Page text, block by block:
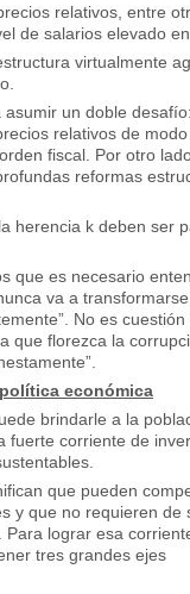
relativos, entre
de salarios elevado
virtualmente
un doble
relativos de
fiscal. Por otro
reformas
herencia k deben ser
que es necesario
va a
No es
que florezca la
económica
brindarle a la
fuerte corriente de
que pueden
y que no requieren
lograr esa
tres grandes ejes